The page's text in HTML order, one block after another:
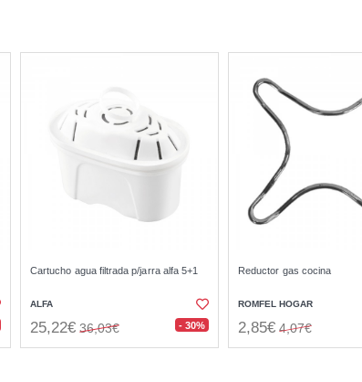
Cartucho agua filtrada p/jarra alfa 5+1
ALFA
25,22€ 36,03€ - 30%
Reductor gas cocina
ROMFEL HOGAR
2,85€ 4,07€